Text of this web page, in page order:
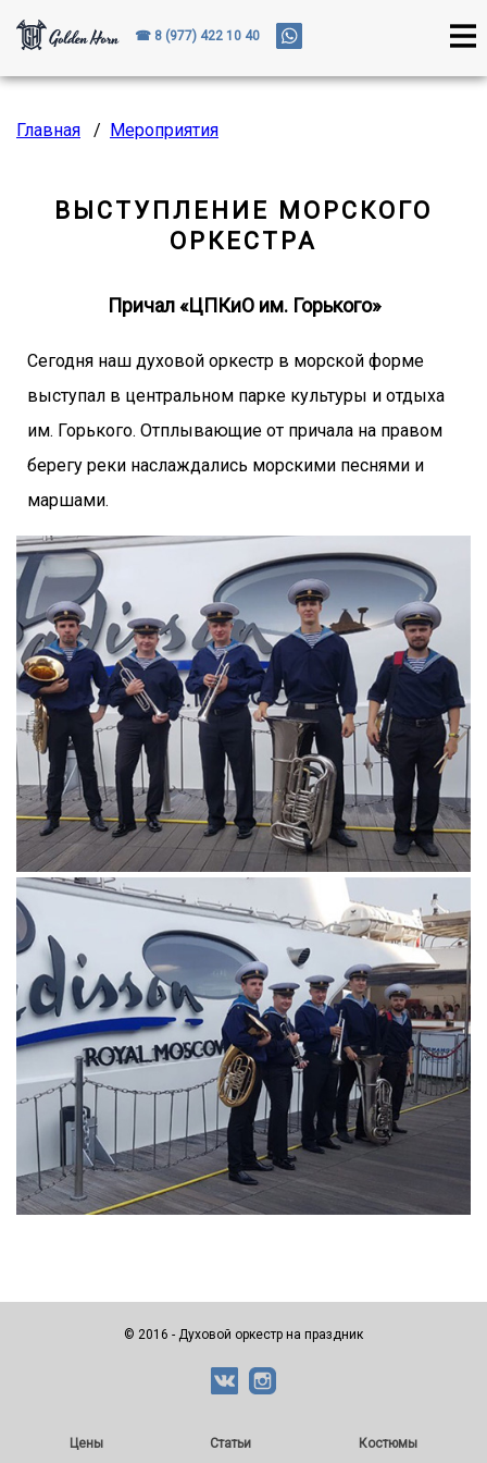
☎ 8 (977) 422 10 40
Главная / Мероприятия
ВЫСТУПЛЕНИЕ МОРСКОГО
ОРКЕСТРА
Причал «ЦПКиО им. Горького»
Сегодня наш духовой оркестр в морской форме
выступал в центральном парке культуры и отдыха
им. Горького. Отплывающие от причала на правом
берегу реки наслаждались морскими песнями и
маршами.
© 2016 - Духовой оркестр на праздник
Цены Статьи Костюмы